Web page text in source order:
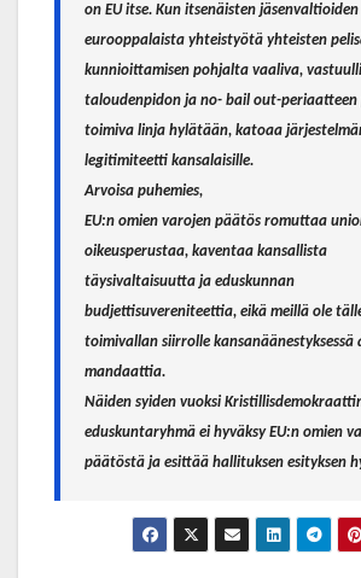
on EU itse. Kun itsenäisten jäsenvaltioiden
eurooppalaista yhteistyötä yhteisten
kunnioittamisen pohjalta vaaliva,
taloudenpidon ja no- bail out-
toimiva linja hylätään, katoaa
legitimiteetti kansalaisille.
Arvoisa puhemies,
EU:n omien varojen päätös romuttaa
oikeusperustaa, kaventaa kansallista
täysivaltaisuutta ja eduskunnan
budjettisuvereniteettia, eikä meillä ole
toimivallan siirrolle kansanäänestyksessä
mandaattia.
Näiden syiden vuoksi
eduskuntaryhmä ei hyväksy EU:n omien
päätöstä ja esittää hallituksen esityksen